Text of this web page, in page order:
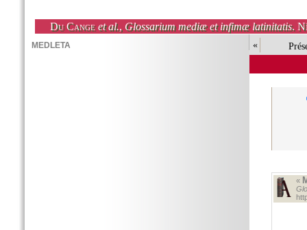
Du Cange et al., Glossarium mediæ et infimæ latinitatis.
«
«